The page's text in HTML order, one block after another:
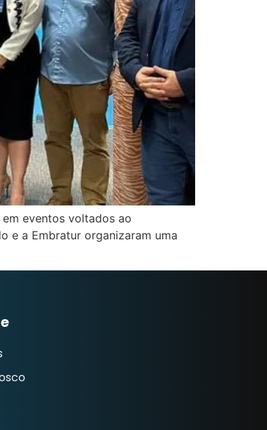
eventos voltados ao
e a Embratur organizaram uma